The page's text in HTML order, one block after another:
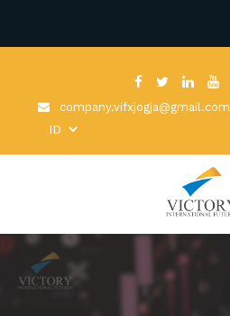
company.vifxjogja@gmail.com